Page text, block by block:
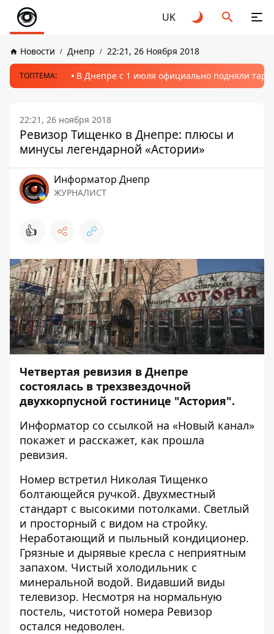
UK
Новости Днепр 22:21, 26 Ноября 2018
ТОПТЕМА: В Днепре с 1 июля официально подняли
22:21, 26 ноября 2018
Ревизор Тищенко в Днепре: плюсы и
минусы легендарной «Астории»
Информатор Днепр
ЖУРНАЛИСТ
👍
Четвертая ревизия в Днепре
состоялась в трехзвездочной
двухкорпусной гостинице "Астория".
Информатор со ссылкой на «Новый канал»
покажет и расскажет, как прошла
ревизия.
Номер встретил Николая Тищенко
болтающейся ручкой. Двухместный
стандарт с высокими потолками. Светлый
и просторный с видом на стройку.
Неработающий и пыльный кондиционер.
Грязные и дырявые кресла с неприятным
запахом. Чистый холодильник с
минеральной водой. Видавший виды
телевизор. Несмотря на нормальную
постель, чистотой номера Ревизор
остался недоволен.